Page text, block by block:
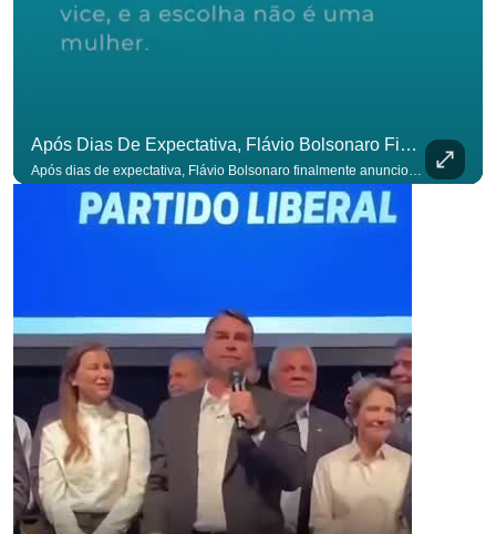
Após Dias De Expectativa, Flávio Bolsonaro Finalmente Anunciou Seu Vice. #OAntagonista
Após dias de expectativa, Flávio Bolsonaro finalmente anunciou seu vice. #OAntagonista Se você busca informação com credibilidade, inscreva-se agora e ative o